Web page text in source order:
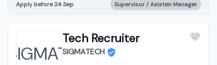
Apply before 24 Sep Supervisor / Asisten Manager
Tech Recruiter
SIGMATECH